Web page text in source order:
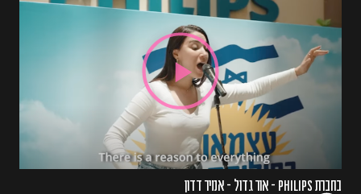
בחברת PHILIPS - אור גדול - אמיר דדון